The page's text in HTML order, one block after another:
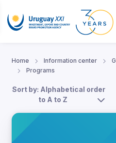
Home Information center
Programs
Sort by: Alphabetical order
to A to Z